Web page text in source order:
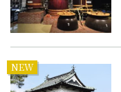
NEW